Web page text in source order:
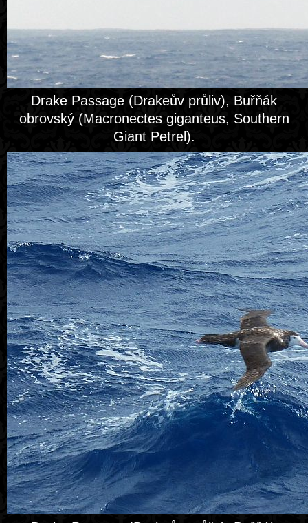
Drake Passage (Drakeův průliv), Buřňák
obrovský (Macronectes giganteus, Southern
Giant Petrel).